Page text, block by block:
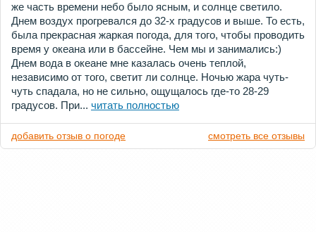
же часть времени небо было ясным, и солнце светило.
Днем воздух прогревался до 32-х градусов и выше. То есть,
была прекрасная жаркая погода, для того, чтобы проводить
время у океана или в бассейне. Чем мы и занимались:)
Днем вода в океане мне казалась очень теплой,
независимо от того, светит ли солнце. Ночью жара чуть-
чуть спадала, но не сильно, ощущалось где-то 28-29
градусов. При... читать полностью
добавить отзыв о погоде смотреть все отзывы